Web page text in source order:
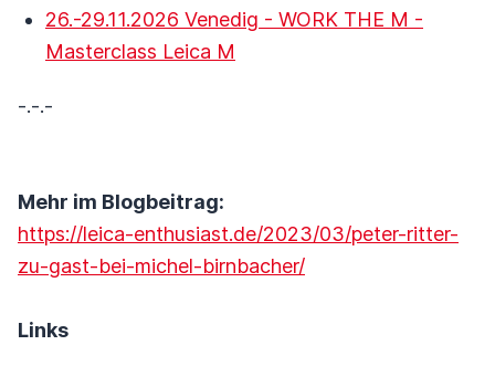
26.-29.11.2026 Venedig - WORK THE M -
Masterclass Leica M
-.-.-
Mehr im Blogbeitrag:
https://leica-enthusiast.de/2023/03/peter-ritter-
zu-gast-bei-michel-birnbacher/
Links